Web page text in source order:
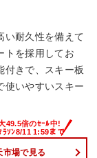
い耐久性を備えて
トを採用してお
付きで、スキー板
使いやすいスキー
市場で見る